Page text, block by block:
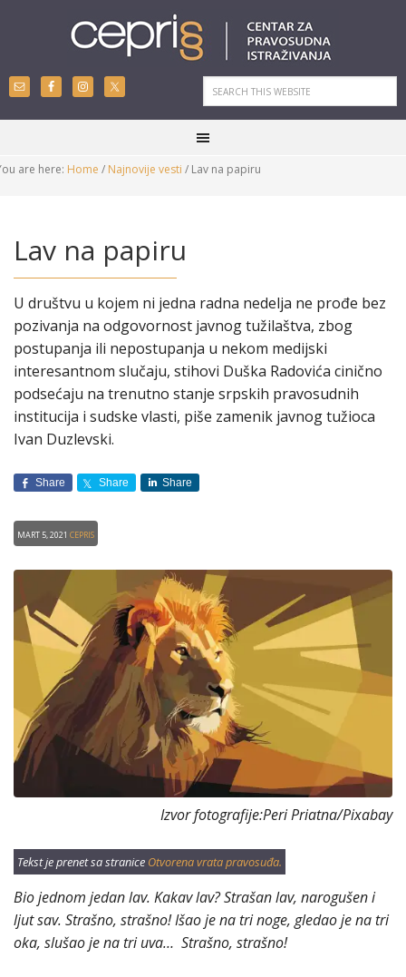
are here: Home / Najnovije vesti / Lav na papiru
Lav na papiru
U društvu u kojem ni jedna radna nedelja ne prođe bez
pozivanja na odgovornost javnog tužilaštva, zbog
postupanja ili nepostupanja u nekom medijski
interesantnom slučaju, stihovi Duška Radovića cinično
podsećaju na trenutno stanje srpskih pravosudnih
institucija i sudske vlasti, piše zamenik javnog tužioca
Ivan Duzlevski.
Share Share Share
Mart 5, 2021 CEPRIS
Izvor fotografije:Peri Priatna/Pixabay
Tekst je prenet sa stranice Otvorena vrata pravosuđa.
Bio jednom jedan lav. Kakav lav? Strašan lav, narogušen i
ljut sav. Strašno, strašno! Išao je na tri noge, gledao je na tri
oka, slušao je na tri uva… Strašno, strašno!